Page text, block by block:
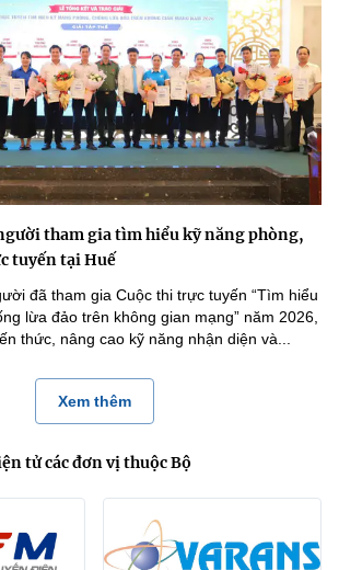
tham gia tìm hiểu kỹ năng phòng,
tuyến tại Huế
đã tham gia Cuộc thi trực tuyến “Tìm hiểu
lừa đảo trên không gian mạng” năm 2026,
thức, nâng cao kỹ năng nhận diện và...
Xem thêm
tử các đơn vị thuộc Bộ